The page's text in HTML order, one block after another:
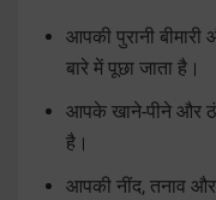
आपकी पुरानी
बारे में पूछा जाता है।
आपके खाने-पीने और
है।
आपकी नींद, तनाव